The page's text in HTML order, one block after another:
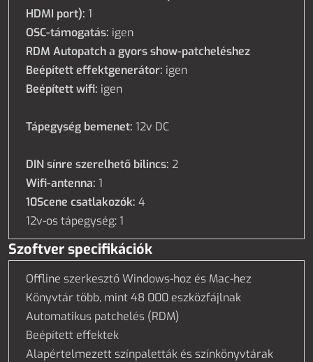
HDMI port): 1
OSC-támogatás: igen
RDM Autopatch a gyors show-patcheléshez
Beépített effektgenerátor: igen
Beépített wifi: igen
Tápegység bemenet: 12v DC
DIN sínre szerelhető bilincs: 2
Wifi-antenna: 1
10Scene csatlakozók: 4
12v-os tápegység: 1
Szoftver specifikációk
Offline szerkesztő Windows-hoz és Mac-hez
Könyvtár több, mint 48 000 eszközfájlnak
Automatikus patchelés (RDM)
Beépített effektek
Alapértelmezett színpaletták és színkönyvtárak